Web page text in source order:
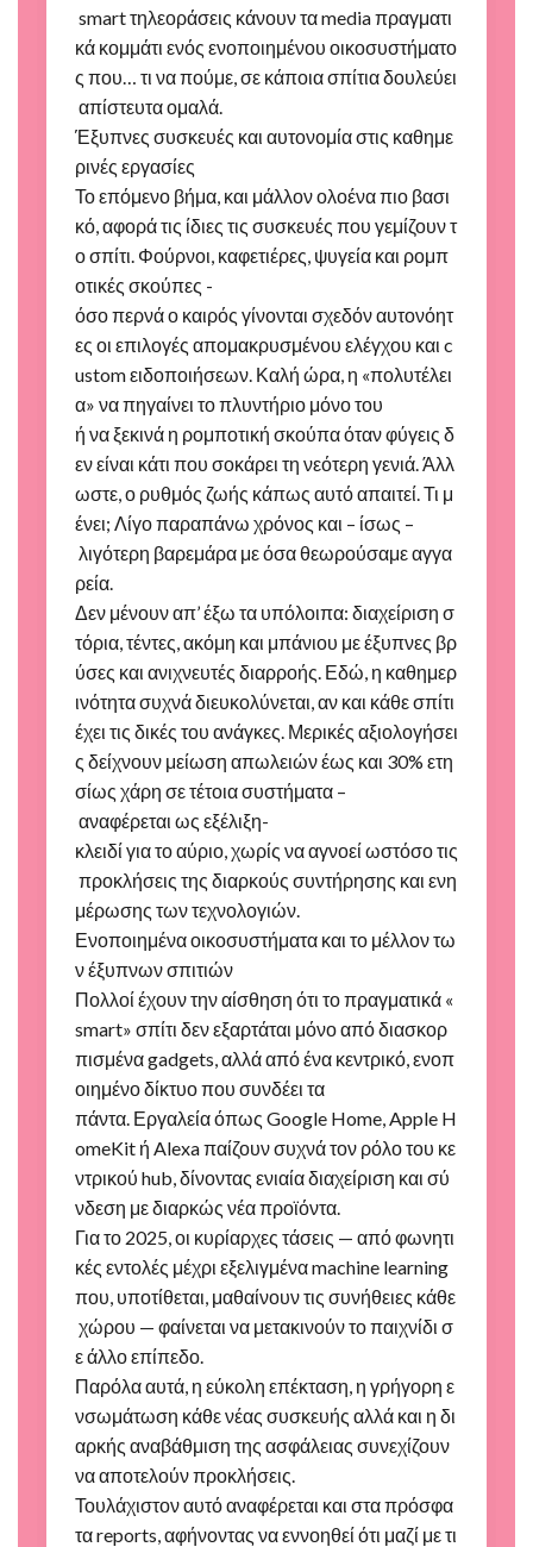
smart τηλεοράσεις κάνουν τα media πραγματι
κά κομμάτι ενός ενοποιημένου οικοσυστήματο
ς που… τι να πούμε, σε κάποια σπίτια δουλεύει
απίστευτα ομαλά.
Έξυπνες συσκευές και αυτονομία στις καθημε
ρινές εργασίες
Το επόμενο βήμα, και μάλλον ολοένα πιο βασι
κό, αφορά τις ίδιες τις συσκευές που γεμίζουν τ
ο σπίτι. Φούρνοι, καφετιέρες, ψυγεία και ρομπ
οτικές σκούπες -
όσο περνά ο καιρός γίνονται σχεδόν αυτονόητ
ες οι επιλογές απομακρυσμένου ελέγχου και c
ustom ειδοποιήσεων. Καλή ώρα, η «πολυτέλει
α» να πηγαίνει το πλυντήριο μόνο του
ή να ξεκινά η ρομποτική σκούπα όταν φύγεις δ
εν είναι κάτι που σοκάρει τη νεότερη γενιά. Άλλ
ωστε, ο ρυθμός ζωής κάπως αυτό απαιτεί. Τι μ
ένει; Λίγο παραπάνω χρόνος και – ίσως –
λιγότερη βαρεμάρα με όσα θεωρούσαμε αγγα
ρεία.
Δεν μένουν απ’ έξω τα υπόλοιπα: διαχείριση σ
τόρια, τέντες, ακόμη και μπάνιου με έξυπνες βρ
ύσες και ανιχνευτές διαρροής. Εδώ, η καθημερ
ινότητα συχνά διευκολύνεται, αν και κάθε σπίτι
έχει τις δικές του ανάγκες. Μερικές αξιολογήσει
ς δείχνουν μείωση απωλειών έως και 30% ετη
σίως χάρη σε τέτοια συστήματα –
αναφέρεται ως εξέλιξη-
κλειδί για το αύριο, χωρίς να αγνοεί ωστόσο τις
προκλήσεις της διαρκούς συντήρησης και ενη
μέρωσης των τεχνολογιών​.
Ενοποιημένα οικοσυστήματα και το μέλλον τω
ν έξυπνων σπιτιών
Πολλοί έχουν την αίσθηση ότι το πραγματικά «
smart» σπίτι δεν εξαρτάται μόνο από διασκορ
πισμένα gadgets, αλλά από ένα κεντρικό, ενοπ
οιημένο δίκτυο που συνδέει τα
πάντα. Εργαλεία όπως Google Home, Apple H
omeKit ή Alexa παίζουν συχνά τον ρόλο του κε
ντρικού hub, δίνοντας ενιαία διαχείριση και σύ
νδεση με διαρκώς νέα προϊόντα.
Για το 2025, οι κυρίαρχες τάσεις — από φωνητι
κές εντολές μέχρι εξελιγμένα machine learning
που, υποτίθεται, μαθαίνουν τις συνήθειες κάθε
χώρου — φαίνεται να μετακινούν το παιχνίδι σ
ε άλλο επίπεδο.
Παρόλα αυτά, η εύκολη επέκταση, η γρήγορη ε
νσωμάτωση κάθε νέας συσκευής αλλά και η δι
αρκής αναβάθμιση της ασφάλειας συνεχίζουν
να αποτελούν προκλήσεις.
Τουλάχιστον αυτό αναφέρεται και στα πρόσφα
τα reports, αφήνοντας να εννοηθεί ότι μαζί με τι